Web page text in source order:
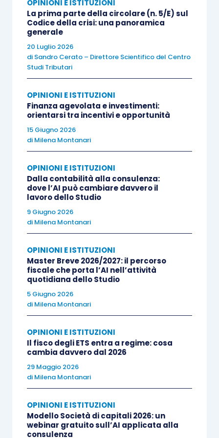
La differenza tra lavorare molto e svilupparsi
davvero
Un passaggio rilevante riguarda il tema della
pianificazione dello sviluppo.Molti Studi
crescono ancora in modo episodico: nuove
attività, nuovi clienti o nuovi servizi vengono
senza una reale strategia di evoluzione.
L’iniziativa propone invece una riflessione più
strutturata sul governo della crescita, con focus
su monitoraggio delle performance,
organizzazione e sviluppo sostenibile del
business.
Non a caso il percorso si rivolge ai Professionisti
che vogliono rafforzare il posizionamento
consulenziale dello Studio, valorizzare il
portafoglio clienti e costruire un approccio meno
Il punto, in fondo, non è diventare “più
commerciali”. Èevitare che lo Studio resti
schiacciato nella gestione continua
dell’operatività, mentre il mercato cambia
probabilmente uno dei veri temi organizzativi
della professione.Clicca quiper approfondire e
OPINIONI E ISTITUZIONI
La prima parte della circolare (n. 5/E) sul
Codice della crisi: una panoramica
generale
20 Luglio 2026
di Sandro Cerato – Direttore Scientifico del Centro
Studi Tributari
OPINIONI E ISTITUZIONI
Finanza agevolata e investimenti:
orientarsi tra incentivi e opportunità
15 Giugno 2026
di Milena Montanari
OPINIONI E ISTITUZIONI
Dalla contabilità alla consulenza:
dove l’AI può cambiare davvero il
lavoro dello Studio
9 Giugno 2026
di Milena Montanari
OPINIONI E ISTITUZIONI
Master Breve 2026/2027: il percorso
fiscale che porta l’AI nell’attività
quotidiana dello Studio
5 Giugno 2026
di Milena Montanari
OPINIONI E ISTITUZIONI
Il fisco degli ETS entra a regime: cosa
cambia davvero dal 2026
29 Maggio 2026
di Milena Montanari
OPINIONI E ISTITUZIONI
Modello Società di capitali 2026: un
webinar gratuito sull’AI applicata alla
consulenza